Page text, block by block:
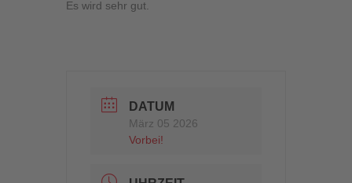
Es wird sehr gut.
DATUM
März 05 2026
Vorbei!